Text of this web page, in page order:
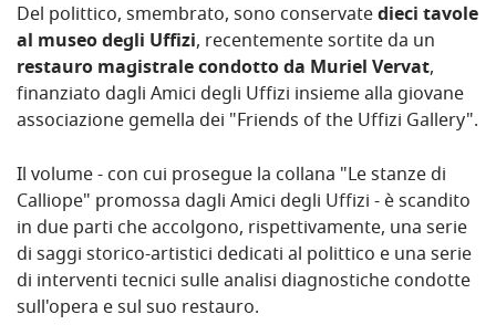
Del polittico, smembrato, sono conservatedieci tavole
al museo degli Uffizi, recentemente sortite da un
restauro magistrale condotto da Muriel Vervat,
finanziato dagli Amici degli Uffizi insieme alla giovane
associazione gemella dei "Friends of the Uffizi Gallery".
Il volume - con cui prosegue la collana "Le stanze di
Calliope" promossa dagli Amici degli Uffizi - è scandito
in due parti che accolgono, rispettivamente, una serie
di saggi storico-artistici dedicati al polittico e una serie
di interventi tecnici sulle analisi diagnostiche condotte
sull'opera e sul suo restauro.